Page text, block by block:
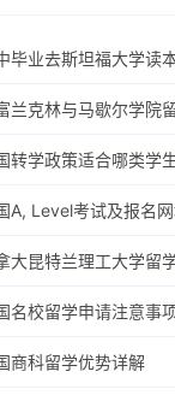
毕业去斯坦福大学读
兰克林与马歇尔学院
转学政策适合哪类学
A, Level考试及报名
大昆特兰理工大学留
名校留学申请注意事
商科留学优势详解